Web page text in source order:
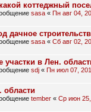
коттеджный
sasa « Пн авг 04,
дачное
sasa « Сб авг 02,
участки в Лен.
sdj « Пн июл 07,
tember « Ср июн